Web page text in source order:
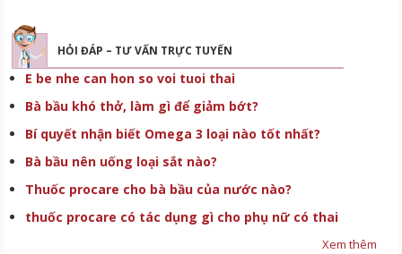
HỎI ĐÁP – TƯ VẤN TRỰC TUYẾN
E be nhe can hon so voi tuoi thai
Bà bầu khó thở, làm gì để giảm bớt?
Bí quyết nhận biết Omega 3 loại nào tốt nhất?
Bà bầu nên uống loại sắt nào?
Thuốc procare cho bà bầu của nước nào?
thuốc procare có tác dụng gì cho phụ nữ có thai
Xem thêm